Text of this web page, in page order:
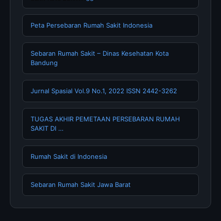
Peta Persebaran Rumah Sakit Indonesia
Sebaran Rumah Sakit – Dinas Kesehatan Kota
Bandung
Jurnal Spasial Vol.9 No.1, 2022 ISSN 2442-3262
TUGAS AKHIR PEMETAAN PERSEBARAN RUMAH
SAKIT DI …
Rumah Sakit di Indonesia
Sebaran Rumah Sakit Jawa Barat